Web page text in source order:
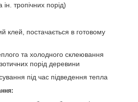
тропічних порід)
клей, постачається в готовому
та холодного склеювання
порід деревини
під час підведення тепла